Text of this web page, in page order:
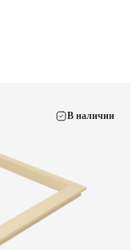
В наличии